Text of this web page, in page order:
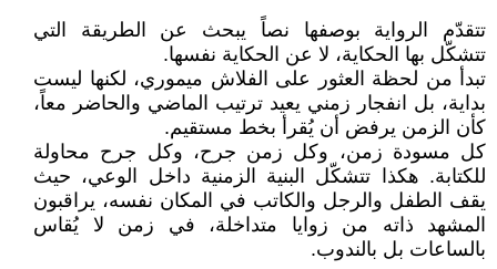
تتقدّم الرواية بوصفها نصاً يبحث عن الطريقة التي
تتشكّل بها الحكاية، لا عن الحكاية نفسها.
تبدأ من لحظة العثور على الفلاش ميموري، لكنها ليست
بداية، بل انفجار زمني يعيد ترتيب الماضي والحاضر معاً،
كأن الزمن يرفض أن يُقرأ بخط مستقيم.
كل مسودة زمن، وكل زمن جرح، وكل جرح محاولة
للكتابة. هكذا تتشكّل البنية الزمنية داخل الوعي، حيث
يقف الطفل والرجل والكاتب في المكان نفسه، يراقبون
المشهد ذاته من زوايا متداخلة، في زمن لا يُقاس
بالساعات بل بالندوب.